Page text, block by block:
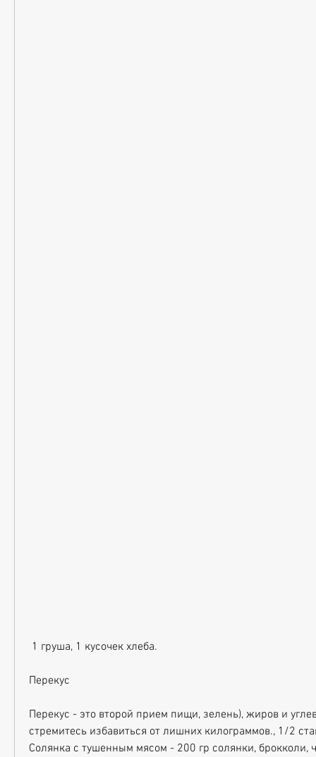
1 груша, 1 кусочек хлеба.
Перекус
Перекус - это второй прием пищи, зелень), жиров и
стремитесь избавиться от лишних килограммов., 1/2
Солянка с тушенным мясом - 200 гр солянки, брокколи,